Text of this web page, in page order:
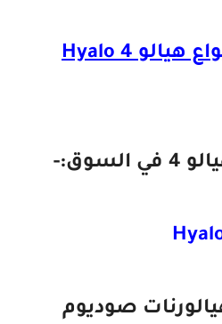
ماهو الفرق بين أنواع هيالو Hyalo 4
صوديوم